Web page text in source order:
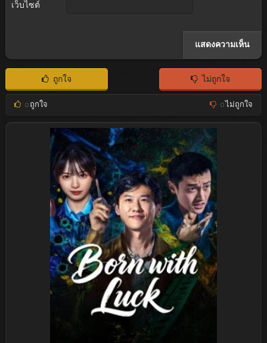
เว็บไซต์
ถูกใจ ไม่ถูกใจ
0ถูกใจ 0ไม่ถูกใจ